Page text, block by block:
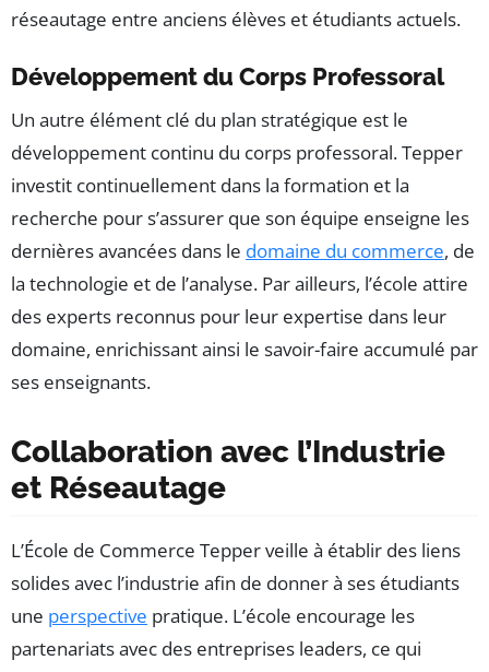
réseautage entre anciens élèves et étudiants actuels.
Développement du Corps Professoral
Un autre élément clé du plan stratégique est le
développement continu du corps professoral. Tepper
investit continuellement dans la formation et la
recherche pour s’assurer que son équipe enseigne les
dernières avancées dans le domaine du commerce, de
la technologie et de l’analyse. Par ailleurs, l’école attire
des experts reconnus pour leur expertise dans leur
domaine, enrichissant ainsi le savoir-faire accumulé par
ses enseignants.
Collaboration avec l’Industrie
et Réseautage
L’École de Commerce Tepper veille à établir des liens
solides avec l’industrie afin de donner à ses étudiants
une perspective pratique. L’école encourage les
partenariats avec des entreprises leaders, ce qui